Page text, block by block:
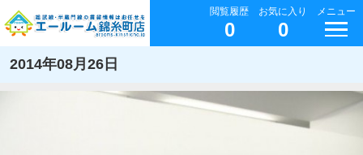
閲覧履歴
0
お気に入り
0
メニュー
2014年08月26日